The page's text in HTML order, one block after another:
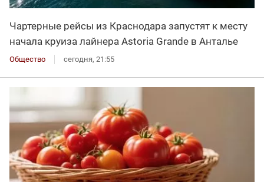
Чартерные рейсы из Краснодара запустят к месту
начала круиза лайнера Astoria Grande в Анталье
Общество сегодня, 21:55